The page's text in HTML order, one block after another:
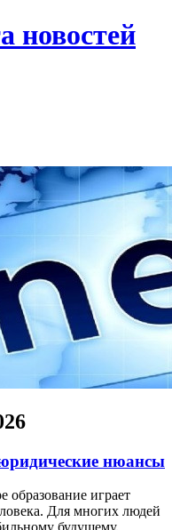
новостей
нюансы
играет
Для многих людей